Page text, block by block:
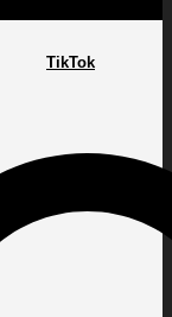
TikTok